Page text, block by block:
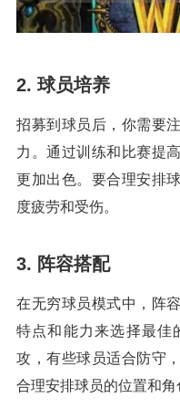
2. 球员培养
招募到球员后，你需要
力。通过训练和比赛提
更加出色。要合理安排
度疲劳和受伤。
3. 阵容搭配
在无穷球员模式中，阵
特点和能力来选择最佳
攻，有些球员适合防守
合理安排球员的位置和角